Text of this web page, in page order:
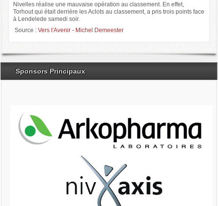
Nivelles réalise une mauvaise opération au classement. En effet,
Torhout qui était derrière les Aclots au classement, a pris trois points face
à Lendelede samedi soir.
Source : Vers l'Avenir - Michel Demeester
Sponsors Principaux